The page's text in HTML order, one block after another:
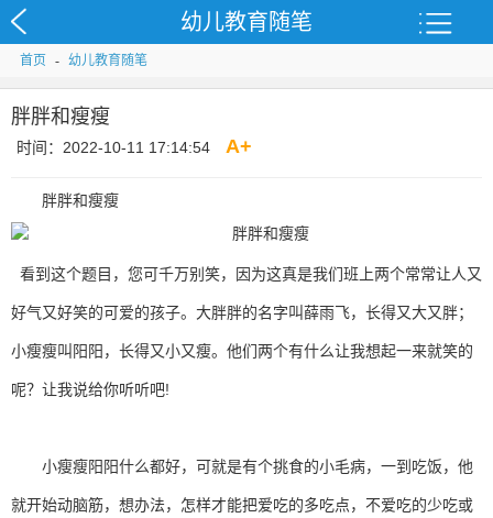
幼儿教育随笔
首页 - 幼儿教育随笔
胖胖和瘦瘦
时间：2022-10-11 17:14:54 A+
胖胖和瘦瘦
看到这个题目，您可千万别笑，因为这真是我们班上两个常常让人又
好气又好笑的可爱的孩子。大胖胖的名字叫薛雨飞，长得又大又胖；
小瘦瘦叫阳阳，长得又小又瘦。他们两个有什么让我想起一来就笑的
呢？让我说给你听听吧!
小瘦瘦阳阳什么都好，可就是有个挑食的小毛病，一到吃饭，他
就开始动脑筋，想办法，怎样才能把爱吃的多吃点，不爱吃的少吃或